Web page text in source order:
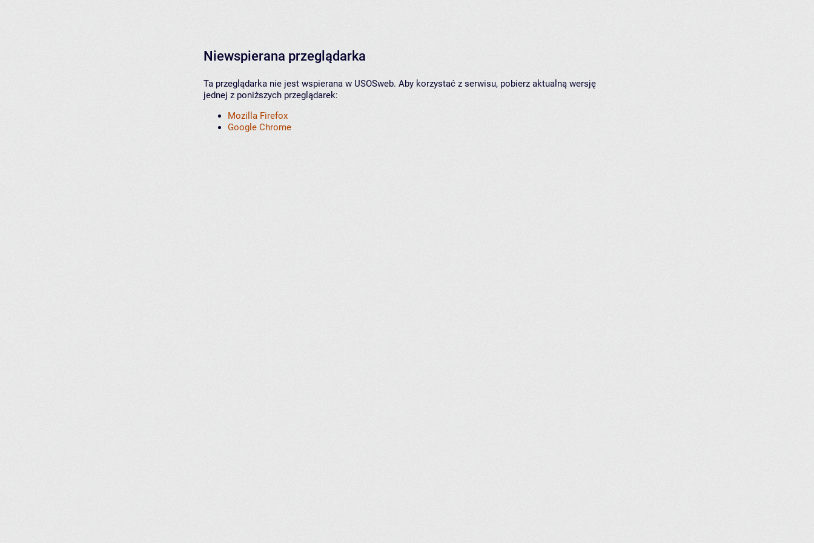
Niewspierana przeglądarka
Ta przeglądarka nie jest wspierana w USOSweb. Aby korzystać z serwisu, pobierz aktualną wersję
jednej z poniższych przeglądarek:
Mozilla Firefox
Google Chrome